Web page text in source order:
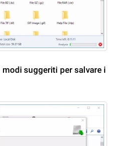
modi suggeriti per salvare i